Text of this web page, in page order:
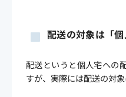
配送の対象は「
配送というと個人宅への
すが、実際には配送の対象